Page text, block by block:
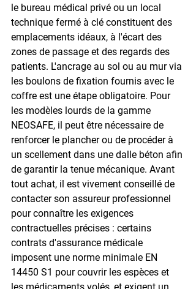
le bureau médical privé ou un local
technique fermé à clé constituent des
emplacements idéaux, à l'écart des
zones de passage et des regards des
patients. L'ancrage au sol ou au mur via
les boulons de fixation fournis avec le
coffre est une étape obligatoire. Pour
les modèles lourds de la gamme
NEOSAFE, il peut être nécessaire de
renforcer le plancher ou de procéder à
un scellement dans une dalle béton afin
de garantir la tenue mécanique. Avant
tout achat, il est vivement conseillé de
contacter son assureur professionnel
pour connaître les exigences
contractuelles précises : certains
contrats d'assurance médicale
imposent une norme minimale EN
14450 S1 pour couvrir les espèces et
les médicaments volés, et exigent un